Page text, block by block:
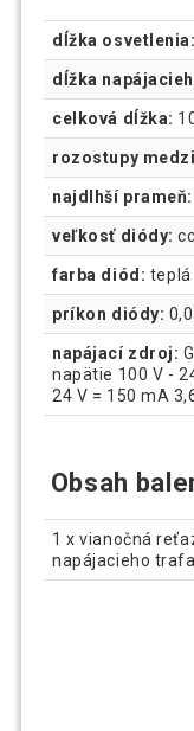
dĺžka osvetlenia:
dĺžka
celková dĺžka:
rozostupy
najdlhší prameň:
veľkosť diódy:
farba diód: teplá
príkon diódy:
napájací zdroj:
napätie 100 V -
24 V = 150 mA
Obsah
1 x vianočná
napájacieho trafa